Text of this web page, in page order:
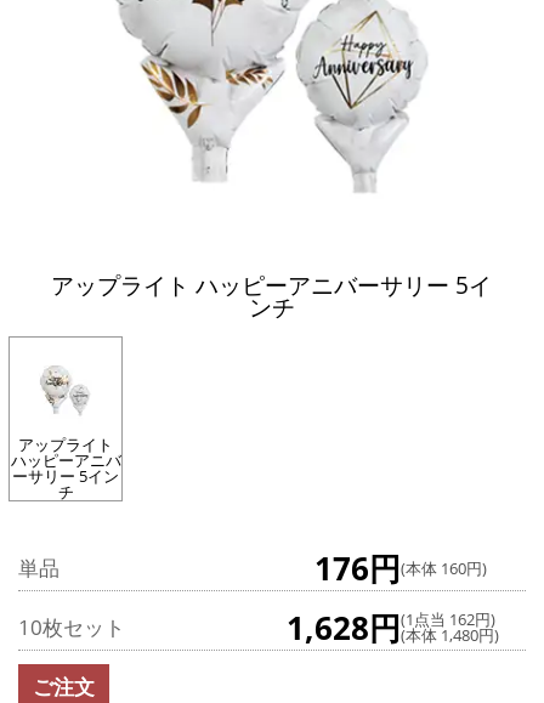
アップライト ハッピーアニバーサリー 5イ
ンチ
アップライト
ハッピーアニバ
ーサリー 5イン
チ
単品 176円(本体 160円)
10枚セット 1,628円(1点当 162円)
(本体 1,480円)
ご注文